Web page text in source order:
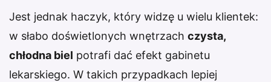
Jest jednak haczyk, który widzę u wielu klientek:
w słabo doświetlonych wnętrzach czysta,
chłodna biel potrafi dać efekt gabinetu
lekarskiego. W takich przypadkach lepiej